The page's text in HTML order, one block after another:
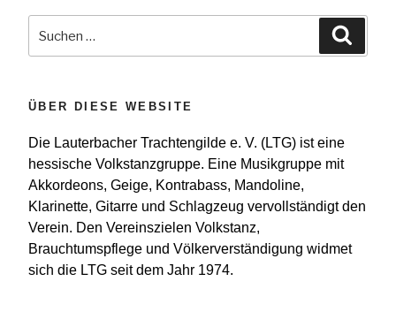
nach:
ÜBER DIESE WEBSITE
Die Lauterbacher Trachtengilde e. V. (LTG) ist eine
hessische Volkstanzgruppe. Eine Musikgruppe mit
Akkordeons, Geige, Kontrabass, Mandoline,
Klarinette, Gitarre und Schlagzeug vervollständigt den
Verein. Den Vereinszielen Volkstanz,
Brauchtumspflege und Völkerverständigung widmet
sich die LTG seit dem Jahr 1974.